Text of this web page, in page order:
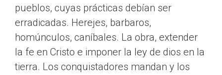
pueblos, cuyas prácticas debían ser
erradicadas. Herejes, barbaros,
homúnculos, caníbales. La obra, extender
la fe en Cristo e imponer la ley de dios en la
tierra. Los conquistadores mandan y los